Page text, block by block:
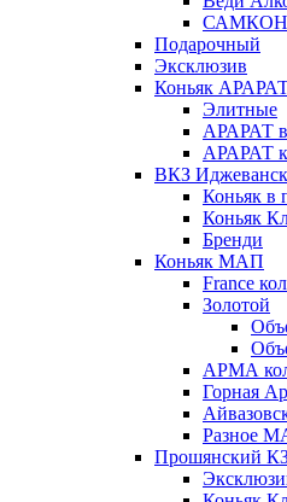
САМКОН
Подарочный
Эксклюзив
Коньяк
Элитные
АРАРАТ
АРАРАТ
ВКЗ
Коньяк в
Коньяк
Бренди
Коньяк МАП
France
Золотой
АРМА
Горная
Разное
Прошянский